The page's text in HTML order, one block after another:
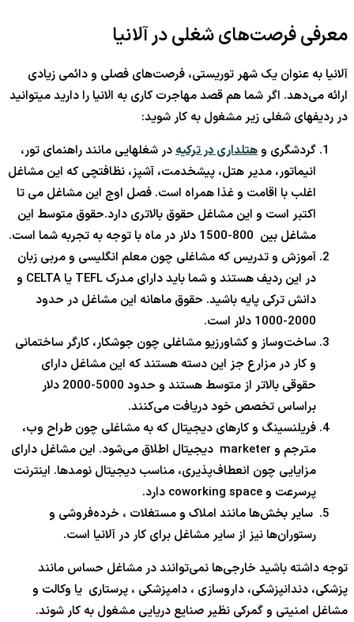
معرفی فرصت‌های شغلی در آلانیا
آلانیا به عنوان یک شهر توریستی، فرصت‌های فصلی و دائمی زیادی
ارائه می‌دهد. اگر شما هم قصد مهاجرت کاری به الانیا را دارید میتوانید
در ردیفهای شغلی زیر مشغول به کار شوید:
گردشگری وهتلداری در ترکیهدر شغلهایی مانند راهنمای تور،
انیماتور، مدیر هتل، پیشخدمت، آشپز، نظافتچی که این مشاغل
اغلب با اقامت و غذا همراه است. فصل اوج این مشاغل می تا
اکتبر است و این مشاغل حقوق بالاتری دارد.حقوق متوسط این
مشاغل بین 800-1500 دلار در ماه با توجه به تجربه شما است.
آموزش و تدریس که مشاغلی چون معلم انگلیسی و مربی زبان
در این ردیف هستند و شما باید دارای مدرک TEFL یا CELTA و
دانش ترکی پایه باشید. حقوق ماهانه این مشاغل در حدود
2000-1000 دلار است.
ساخت‌وساز و کشاورزیو مشاغلی چون جوشکار، کارگر ساختمانی
و کار در مزارع جز این دسته هستند که این مشاغل دارای
حقوقی بالاتر از متوسط هستند و حدود 5000-2000 دلار
براساس تخصص خود دریافت می‌کنند.
فریلنسینگ و کارهای دیجیتال که به مشاغلی چون طراح وب،
مترجم و marketer دیجیتال اطلاق می‌شود. این مشاغل دارای
مزایایی چون انعطاف‌پذیری، مناسب دیجیتال نومد‌ها. اینترنت
پرسرعت و coworking space دارد.
سایر بخش‌ها مانند املاک و مستغلات ، خرده‌فروشی و
رستوران‌ها نیز از سایر مشاغل برای کار در آلانیا است.
توجه داشته باشید خارجی‌ها نمی‌توانند در مشاغل حساس مانند
پزشکی، دندانپزشکی، داروسازی ، دامپزشکی ، پرستاری یا وکالت و
مشاغل امنیتی و گمرکی نظیر صنایع دریایی مشغول به کار شوند.